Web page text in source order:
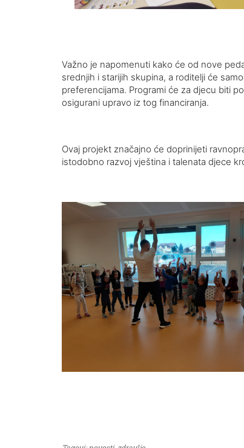
Važno je napomenuti kako će od nove
srednjih i starijih skupina, a roditelji će
preferencijama. Programi će za djecu biti
osigurani upravo iz tog financiranja.
Ovaj projekt značajno će doprinijeti
istodobno razvoj vještina i talenata djece